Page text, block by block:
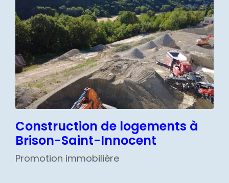
Construction de logements à
Brison-Saint-Innocent
Promotion immobilière